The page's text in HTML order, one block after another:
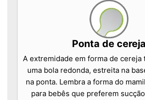
Ponta de cereja
A extremidade em forma de cereja
uma bola redonda, estreita na
na ponta. Lembra a forma do
para bebês que preferem